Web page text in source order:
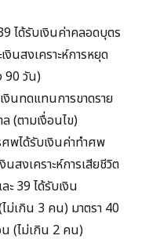
ได้รับเงินค่าคลอดบุตร
นสงเคราะห์การหยุด
90 วัน)
งินทดแทนการขาดราย
(ตามเงื่อนไข)
พได้รับเงินค่าทำศพ
สงเคราะห์การเสียชีวิต
ะ 39 ได้รับเงิน
ม่เกิน 3 คน) มาตรา 40
(ไม่เกิน 2 คน)